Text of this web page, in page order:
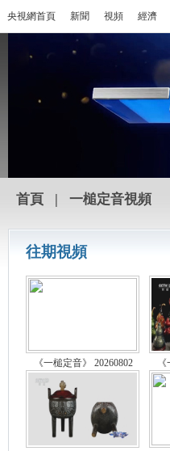
央視網首頁 新聞 視頻 經濟
首頁 | 一槌定音視頻
往期視頻
《一槌定音》 20260802